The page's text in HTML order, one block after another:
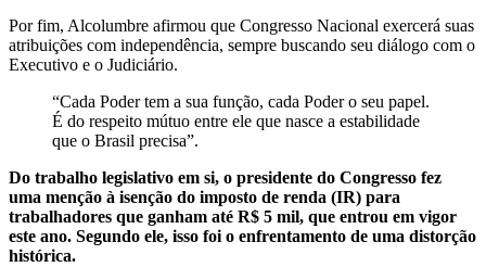
Por fim, Alcolumbre afirmou que Congresso Nacional exercerá suas
atribuições com independência, sempre buscando seu diálogo com o
Executivo e o Judiciário.
“Cada Poder tem a sua função, cada Poder o seu papel.
É do respeito mútuo entre ele que nasce a estabilidade
que o Brasil precisa”.
Do trabalho legislativo em si, o presidente do Congresso fez
uma menção à isenção do imposto de renda (IR) para
trabalhadores que ganham até R$ 5 mil, que entrou em vigor
este ano. Segundo ele, isso foi o enfrentamento de uma distorção
histórica.